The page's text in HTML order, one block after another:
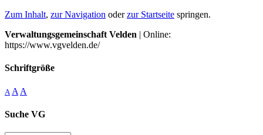
Zum Inhalt, zur Navigation oderzur Startseite springen.
Verwaltungsgemeinschaft Velden | Online:
https://www.vgvelden.de/
Schriftgröße
A A A
Suche VG